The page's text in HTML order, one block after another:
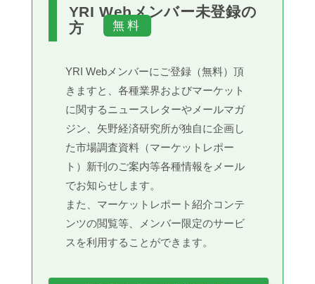
YRI Webメンバー未登録の
方
YRI Webメンバーにご登録（無料）頂
きますと、各種業界およびマーケット
に関するニュースレターやメールマガ
ジン、矢野経済研究所が独自に企画し
た市場調査資料（マーケットレポー
ト）新刊のご案内等各種情報をメール
でお知らせします。
また、マーケットレポート紹介コンテ
ンツの閲覧等、メンバー限定のサービ
スを利用することができます。